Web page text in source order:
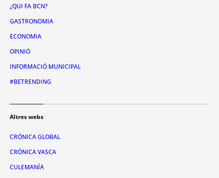
¿QUI FA BCN?
GASTRONOMIA
ECONOMIA
OPINIÓ
INFORMACIÓ MUNICIPAL
#BETRENDING
Altres webs
CRÓNICA GLOBAL
CRÓNICA VASCA
CULEMANÍA